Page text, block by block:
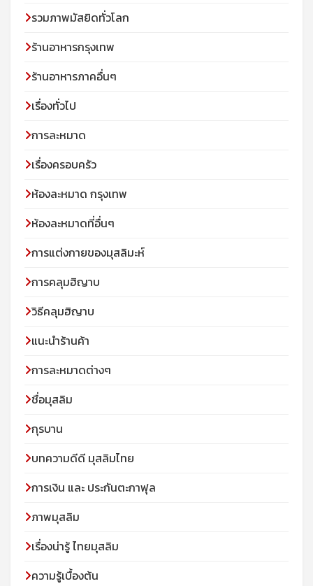
รวมภาพมัสยิดทั่วโลก
ร้านอาหารกรุงเทพ
ร้านอาหารภาคอื่นๆ
เรื่องทั่วไป
การละหมาด
เรื่องครอบครัว
ห้องละหมาด กรุงเทพ
ห้องละหมาดที่อื่นๆ
การแต่งกายของมุสลิมะห์
การคลุมฮิญาบ
วิธีคลุมฮิญาบ
แนะนำร้านค้า
การละหมาดต่างๆ
ชื่อมุสลิม
กุรบาน
บทความดีดี มุสลิมไทย
การเงิน และ ประกันตะกาฟุล
ภาพมุสลิม
เรื่องน่ารู้ ไทยมุสลิม
ความรู้เบื้องต้น